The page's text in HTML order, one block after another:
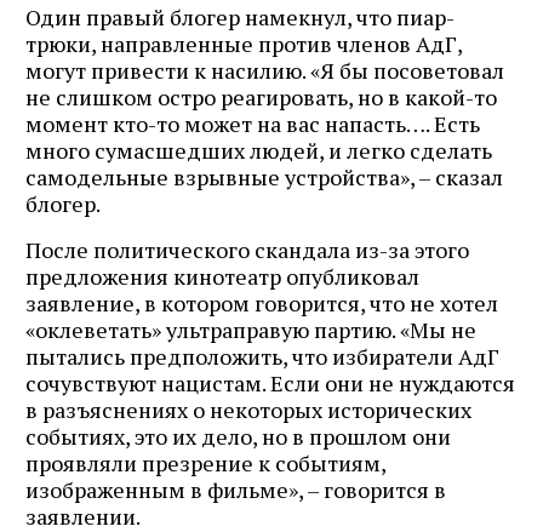
Один правый блогер намекнул, что пиар-
трюки, направленные против членов АдГ,
могут привести к насилию. «Я бы посоветовал
не слишком остро реагировать, но в какой-то
момент кто-то может на вас напасть…. Есть
много сумасшедших людей, и легко сделать
самодельные взрывные устройства», – сказал
блогер.
После политического скандала из-за этого
предложения кинотеатр опубликовал
заявление, в котором говорится, что не хотел
«оклеветать» ультраправую партию. «Мы не
пытались предположить, что избиратели AдГ
сочувствуют нацистам. Если они не нуждаются
в разъяснениях о некоторых исторических
событиях, это их дело, но в прошлом они
проявляли презрение к событиям,
изображенным в фильме», – говорится в
заявлении.